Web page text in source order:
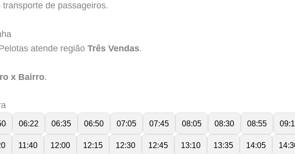
transporte de passageiros.
atende região Três Vendas.
x Bairro.
06:22 06:35 06:50 07:05 07:45 08:05 08:30 08:55
11:40 12:00 12:15 12:30 12:45 13:10 13:35 14:05